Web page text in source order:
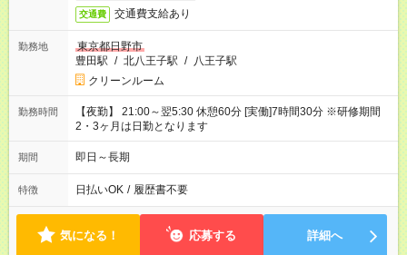
交通費 交通費支給あり
勤務地
東京都日野市
豊田駅 / 北八王子駅 / 八王子駅
クリーンルーム
勤務時間
【夜勤】 21:00～翌5:30 休憩60分 [実働]7時間30分 ※研修期間
2・3ヶ月は日勤となります
期間 即日～長期
特徴 日払いOK / 履歴書不要
気になる！ 応募する 詳細へ